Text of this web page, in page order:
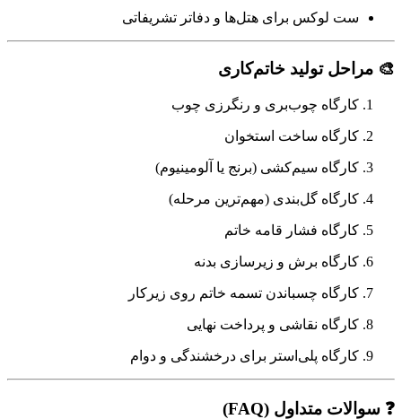
ست لوکس برای هتل‌ها و دفاتر تشریفاتی
🎨 مراحل تولید خاتم‌کاری
کارگاه چوب‌بری و رنگرزی چوب
کارگاه ساخت استخوان
کارگاه سیم‌کشی (برنج یا آلومینیوم)
کارگاه گل‌بندی (مهم‌ترین مرحله)
کارگاه فشار قامه خاتم
کارگاه برش و زیرسازی بدنه
کارگاه چسباندن تسمه خاتم روی زیرکار
کارگاه نقاشی و پرداخت نهایی
کارگاه پلی‌استر برای درخشندگی و دوام
❓ سوالات متداول (FAQ)